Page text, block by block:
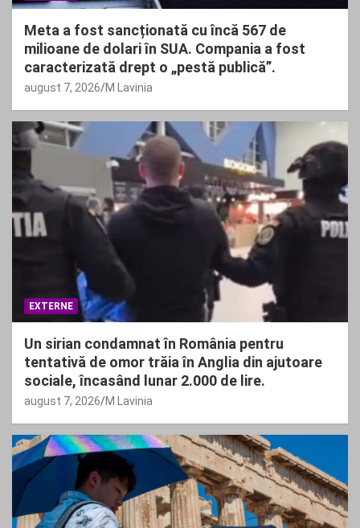
Meta a fost sancționată cu încă 567 de
milioane de dolari în SUA. Compania a fost
caracterizată drept o „pestă publică”.
august 7, 2026 M Lavinia
EXTERNE
Un sirian condamnat în România pentru
tentativă de omor trăia în Anglia din ajutoare
sociale, încasând lunar 2.000 de lire.
august 7, 2026 M Lavinia